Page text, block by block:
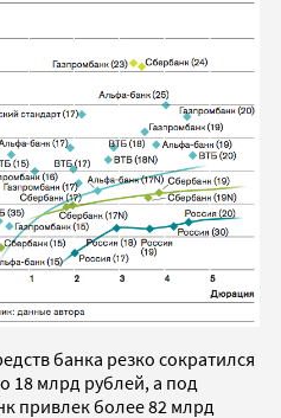
банка резко сократился
18 млрд рублей, а под
привлек более 82 млрд